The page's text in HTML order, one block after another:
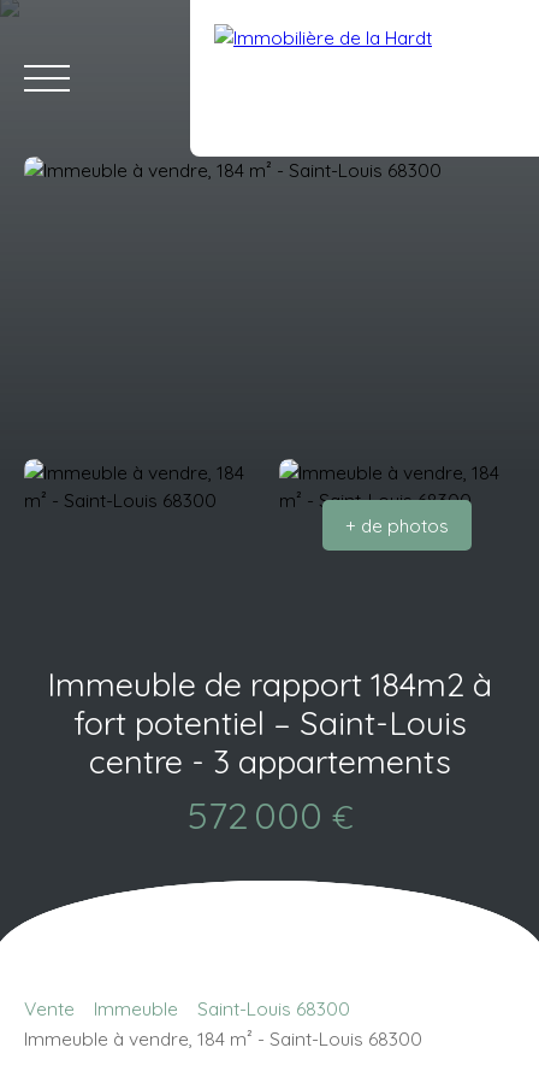
+ de photos
Immeuble de rapport 184m2 à
fort potentiel – Saint-Louis
centre - 3 appartements
572 000 €
Vente Immeuble
Saint-Louis 68300
Immeuble à vendre, 184 m² - Saint-Louis 68300